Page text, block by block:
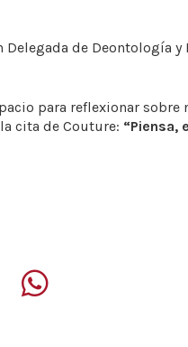
de Deontología
para reflexionar sobre
cita de Couture: “Piensa,